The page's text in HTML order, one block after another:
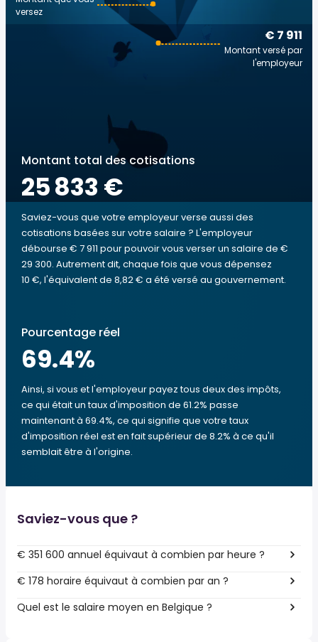
€ 7 911
Montant versé par
l'employeur
versez
Montant total des cotisations
25 833 €
Saviez-vous que votre employeur verse aussi des
cotisations basées sur votre salaire ? L'employeur
débourse € 7 911 pour pouvoir vous verser un salaire de €
29 300. Autrement dit, chaque fois que vous dépensez
10 €, l'équivalent de 8,82 € a été versé au gouvernement.
Pourcentage réel
69.4%
Ainsi, si vous et l'employeur payez tous deux des impôts,
ce qui était un taux d'imposition de 61.2% passe
maintenant à 69.4%, ce qui signifie que votre taux
d'imposition réel est en fait supérieur de 8.2% à ce qu'il
semblait être à l'origine.
Saviez-vous que ?
€ 351 600 annuel équivaut à combien par heure ?
€ 178 horaire équivaut à combien par an ?
Quel est le salaire moyen en Belgique ?